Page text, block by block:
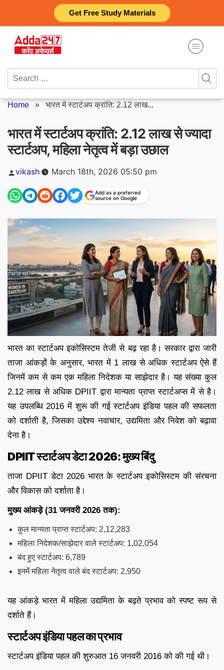
Get Free Study Materials
content
Search
Home » भारत में स्टार्टअप क्रांति: 2.12 लाख...
भारत में स्टार्टअप क्रांति: 2.12 लाख से ज्यादा
स्टार्टअप, महिला नेतृत्व में बड़ा उछाल
Posted
vikash March 18th, 2026 05:50 pm
Add as a preferred
source on Google
भारत का स्टार्टअप इकोसिस्टम तेजी से बढ़ रहा है। सरकार द्वारा जारी
ताजा आंकड़ों के अनुसार, भारत में 1 लाख से अधिक स्टार्टअप ऐसे हैं
जिनमें कम से कम एक महिला निदेशक या साझेदार है। यह संख्या कुल
2.12 लाख से अधिक DPIIT द्वारा मान्यता प्राप्त स्टार्टअप्स में से है।
यह उपलब्धि 2016 में शुरू की गई स्टार्टअप इंडिया पहल की सफलता
को दर्शाती है, जिसका उद्देश्य नवाचार, उद्यमिता और निवेश को बढ़ावा
देना है।
DPIIT स्टार्टअप डेटा 2026: मुख्य बिंदु
ताजा DPIIT डेटा 2026 भारत के स्टार्टअप इकोसिस्टम की संरचना
और विकास को दर्शाता है।
मुख्य आंकड़े (31 जनवरी 2026 तक):
कुल मान्यता प्राप्त स्टार्टअप: 2,12,283
महिला निदेशक/साझेदार वाले स्टार्टअप: 1,02,054
बंद हुए स्टार्टअप: 6,789
इनमें महिला नेतृत्व वाले बंद स्टार्टअप: 2,950
यह आंकड़े भारत में महिला उद्यमिता के बढ़ते प्रभाव को स्पष्ट रूप से
दर्शाते हैं।
स्टार्टअप इंडिया पहल का प्रभाव
स्टार्टअप इंडिया पहल की शुरुआत 16 जनवरी 2016 को की गई थी।